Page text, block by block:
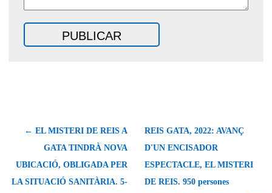
← EL MISTERI DE REIS A
GATA TINDRÀ NOVA
UBICACIÓ, OBLIGADA PER
LA SITUACIÓ SANITÀRIA. 5-
REIS GATA, 2022: AVANÇ
D'UN ENCISADOR
ESPECTACLE, EL MISTERI
DE REIS. 950 persones